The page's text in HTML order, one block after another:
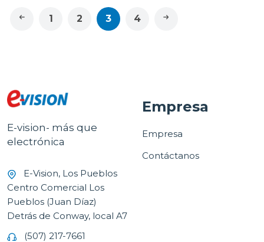
1 2 3 4
E-vision- más que
electrónica
E-Vision, Los Pueblos
Centro Comercial Los
Pueblos (Juan Díaz)
Detrás de Conway, local A7
(507) 217-7661
Empresa
Empresa
Contáctanos